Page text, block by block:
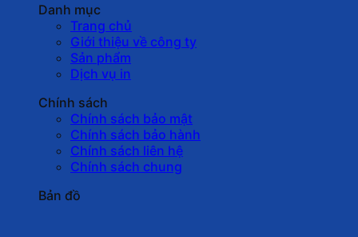
Danh mục
Trang chủ
Giới thiệu về công ty
Sản phẩm
Dịch vụ in
Chính sách
Chính sách bảo mật
Chính sách bảo hành
Chính sách liên hệ
Chính sách chung
Bản đồ